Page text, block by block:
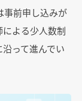
事前申し込みが
よる少人数制
って進んでい